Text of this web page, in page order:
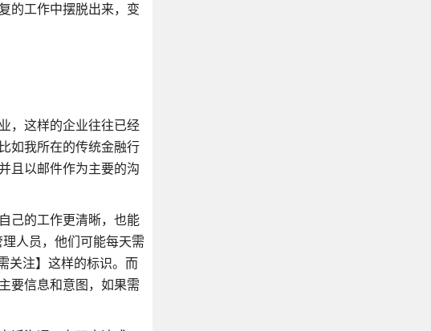
的工作中摆脱出来，变
，这样的企业往往已经
如我所在的传统金融行
且以邮件作为主要的沟
己的工作更清晰，也能
人员，他们可能每天需
关注】这样的标识。而
要信息和意图，如果需